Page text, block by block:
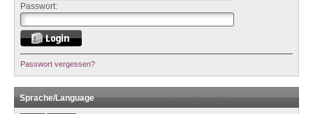
Passwort:
Passwort vergessen?
Sprache/Language